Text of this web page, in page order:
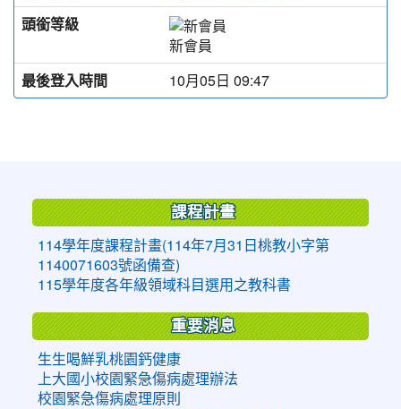
頭銜等級
新會員
最後登入時間
10月05日 09:47
課程計畫
114學年度課程計畫(114年7月31日桃教小字第
1140071603號函備查)
115學年度各年級領域科目選用之教科書
重要消息
生生喝鮮乳桃園鈣健康
上大國小校園緊急傷病處理辦法
校園緊急傷病處理原則